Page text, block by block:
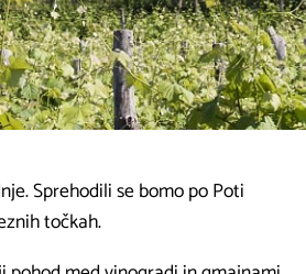
Sprehodili se bomo po Poti
točkah.